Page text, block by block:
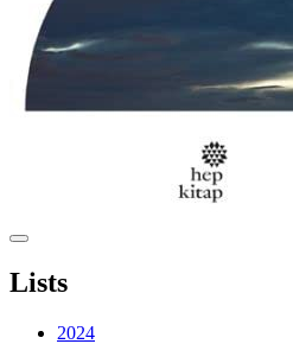
Lists
2024